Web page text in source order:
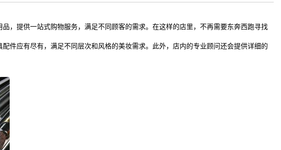
，提供一站式购物服务，满足不同顾客的需求。在这样的店里，不再需要东奔西跑寻找
件应有尽有，满足不同层次和风格的美妆需求。此外，店内的专业顾问还会提供详细的